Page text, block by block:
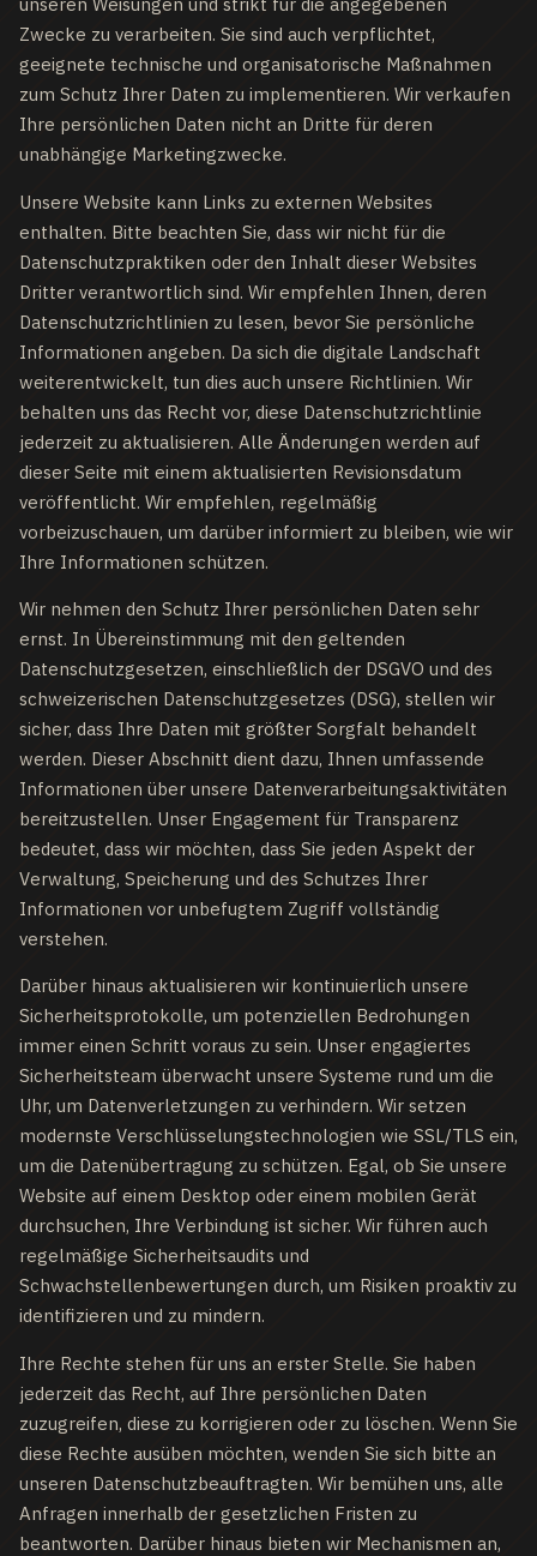
unseren Weisungen und strikt für die angegebenen
Zwecke zu verarbeiten. Sie sind auch verpflichtet,
geeignete technische und organisatorische Maßnahmen
zum Schutz Ihrer Daten zu implementieren. Wir verkaufen
Ihre persönlichen Daten nicht an Dritte für deren
unabhängige Marketingzwecke.
Unsere Website kann Links zu externen Websites
enthalten. Bitte beachten Sie, dass wir nicht für die
Datenschutzpraktiken oder den Inhalt dieser Websites
Dritter verantwortlich sind. Wir empfehlen Ihnen, deren
Datenschutzrichtlinien zu lesen, bevor Sie persönliche
Informationen angeben. Da sich die digitale Landschaft
weiterentwickelt, tun dies auch unsere Richtlinien. Wir
behalten uns das Recht vor, diese Datenschutzrichtlinie
jederzeit zu aktualisieren. Alle Änderungen werden auf
dieser Seite mit einem aktualisierten Revisionsdatum
veröffentlicht. Wir empfehlen, regelmäßig
vorbeizuschauen, um darüber informiert zu bleiben, wie wir
Ihre Informationen schützen.
Wir nehmen den Schutz Ihrer persönlichen Daten sehr
ernst. In Übereinstimmung mit den geltenden
Datenschutzgesetzen, einschließlich der DSGVO und des
schweizerischen Datenschutzgesetzes (DSG), stellen wir
sicher, dass Ihre Daten mit größter Sorgfalt behandelt
werden. Dieser Abschnitt dient dazu, Ihnen umfassende
Informationen über unsere Datenverarbeitungsaktivitäten
bereitzustellen. Unser Engagement für Transparenz
bedeutet, dass wir möchten, dass Sie jeden Aspekt der
Verwaltung, Speicherung und des Schutzes Ihrer
Informationen vor unbefugtem Zugriff vollständig
verstehen.
Darüber hinaus aktualisieren wir kontinuierlich unsere
Sicherheitsprotokolle, um potenziellen Bedrohungen
immer einen Schritt voraus zu sein. Unser engagiertes
Sicherheitsteam überwacht unsere Systeme rund um die
Uhr, um Datenverletzungen zu verhindern. Wir setzen
modernste Verschlüsselungstechnologien wie SSL/TLS ein,
um die Datenübertragung zu schützen. Egal, ob Sie unsere
Website auf einem Desktop oder einem mobilen Gerät
durchsuchen, Ihre Verbindung ist sicher. Wir führen auch
regelmäßige Sicherheitsaudits und
Schwachstellenbewertungen durch, um Risiken proaktiv zu
identifizieren und zu mindern.
Ihre Rechte stehen für uns an erster Stelle. Sie haben
jederzeit das Recht, auf Ihre persönlichen Daten
zuzugreifen, diese zu korrigieren oder zu löschen. Wenn Sie
diese Rechte ausüben möchten, wenden Sie sich bitte an
unseren Datenschutzbeauftragten. Wir bemühen uns, alle
Anfragen innerhalb der gesetzlichen Fristen zu
beantworten. Darüber hinaus bieten wir Mechanismen an,